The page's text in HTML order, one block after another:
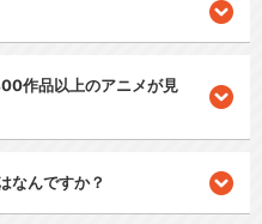
作品以上のアニメが見
なんですか？